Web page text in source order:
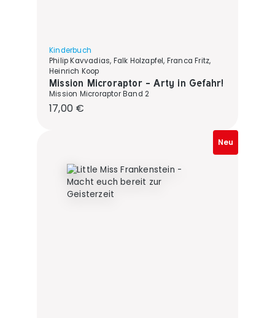
Kinderbuch
Philip Kavvadias, Falk Holzapfel, Franca Fritz,
Heinrich Koop
Mission Microraptor - Arty in Gefahr!
Mission Microraptor Band 2
Regulärer Preis:
17,00 €
Neu